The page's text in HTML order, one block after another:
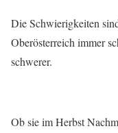
Die Schwierigkeiten
Oberösterreich immer
schwerer.
Ob sie im Herbst